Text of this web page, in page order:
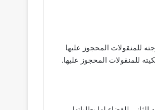
للمنقولات المحجوز عليها